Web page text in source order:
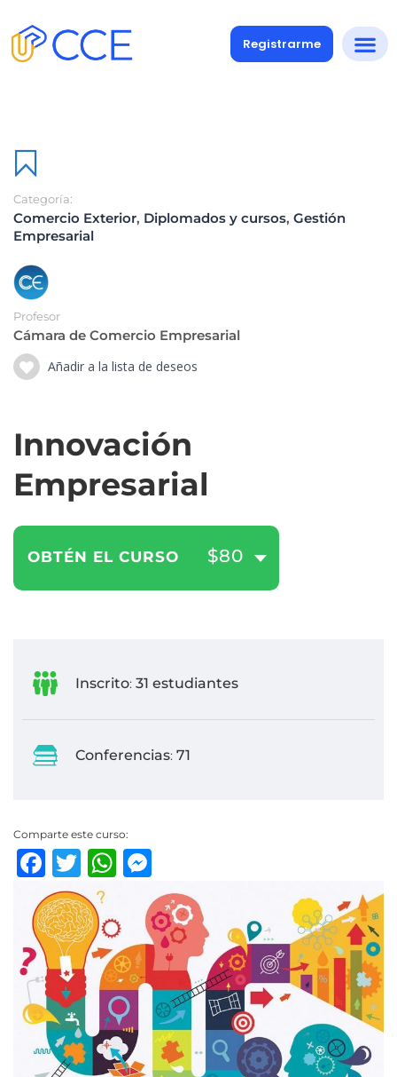
Registrarme
Categoría:
Comercio Exterior, Diplomados y cursos, Gestión
Empresarial
Profesor
Cámara de Comercio Empresarial
Añadir a la lista de deseos
Innovación
Empresarial
OBTÉN EL CURSO $80
Inscrito: 31 estudiantes
Conferencias: 71
Comparte este curso:
Facebook
TwitterWhatsApp